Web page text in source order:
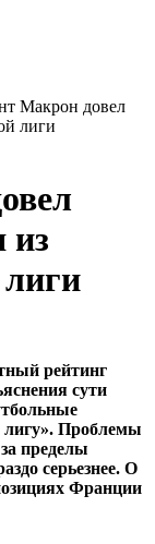
Макрон довел
лиги
из
рейтинг
сути
лигу». Проблемы
пределы
серьезнее. О
Франции